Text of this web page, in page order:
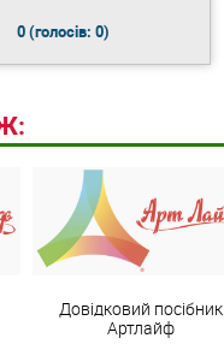
0(голосів: 0)
Довідковий посібник
Артлайф